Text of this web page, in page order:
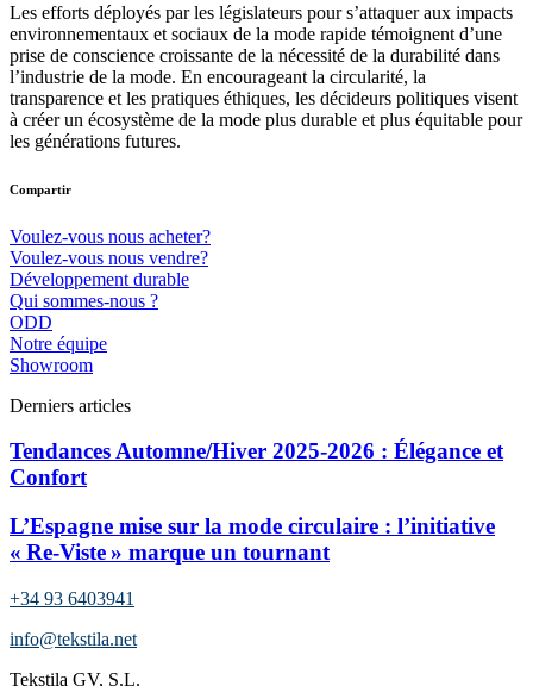
Les efforts déployés par les législateurs pour s’attaquer aux impacts
environnementaux et sociaux de la mode rapide témoignent d’une
prise de conscience croissante de la nécessité de la durabilité dans
l’industrie de la mode. En encourageant la circularité, la
transparence et les pratiques éthiques, les décideurs politiques visent
à créer un écosystème de la mode plus durable et plus équitable pour
les générations futures.
Compartir
Voulez-vous nous acheter?
Voulez-vous nous vendre?
Développement durable
Qui sommes-nous ?
ODD
Notre équipe
Showroom
Derniers articles
Tendances Automne/Hiver 2025-2026 : Élégance et
Confort
L’Espagne mise sur la mode circulaire : l’initiative
« Re-Viste » marque un tournant
+34 93 6403941
info@tekstila.net
Tekstila GV, S.L.